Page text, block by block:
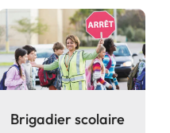
Brigadier scolaire